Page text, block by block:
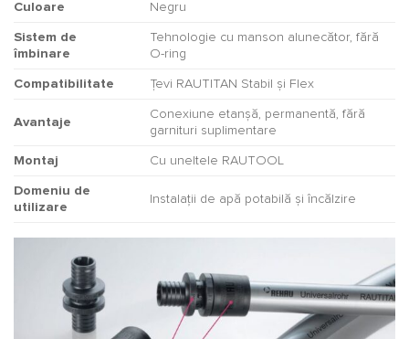
Culoare Negru
Sistem de
îmbinare
Tehnologie cu manson alunecător, fără
O-ring
Compatibilitate Țevi RAUTITAN Stabil și Flex
Avantaje
Conexiune etanșă, permanentă, fără
garnituri suplimentare
Montaj Cu uneltele RAUTOOL
Domeniu de
utilizare
Instalații de apă potabilă și încălzire